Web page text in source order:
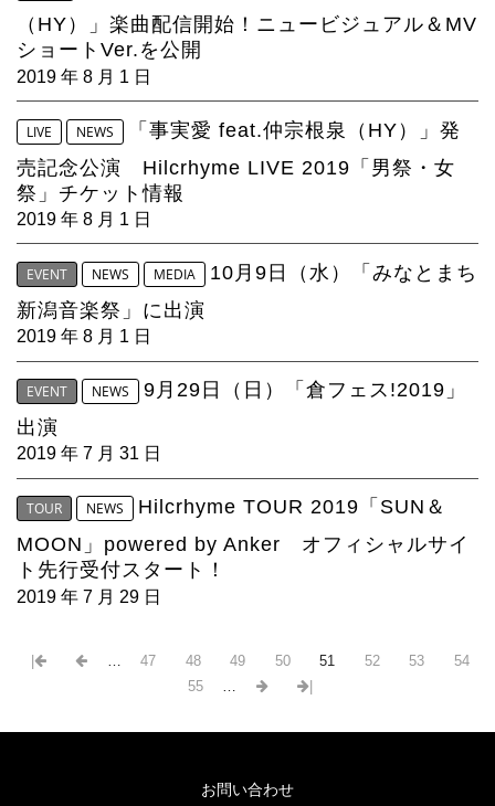
（HY）」楽曲配信開始！ニュービジュアル＆MV
ショートVer.を公開
2019 年 8 月 1 日
LIVE NEWS
「事実愛 feat.仲宗根泉（HY）」発
売記念公演 Hilcrhyme LIVE 2019「男祭・女
祭」チケット情報
2019 年 8 月 1 日
EVENT NEWS MEDIA
10月9日（水）「みなとまち
新潟音楽祭」に出演
2019 年 8 月 1 日
EVENT NEWS
9月29日（日）「倉フェス!2019」
出演
2019 年 7 月 31 日
TOUR NEWS
Hilcrhyme TOUR 2019「SUN＆
MOON」powered by Anker オフィシャルサイ
ト先行受付スタート！
2019 年 7 月 29 日
47 48 49 50 51 52 53
54
55
…
お問い合わせ